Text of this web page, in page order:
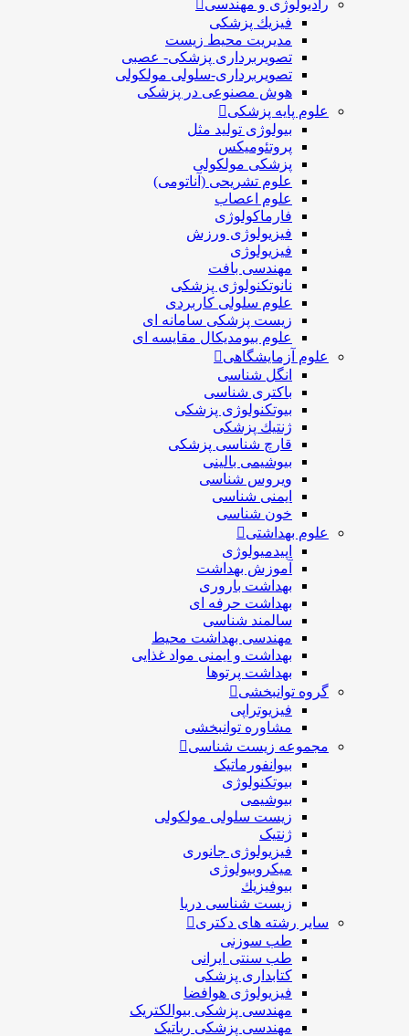
رادیولوژی و مهندسی
فيزيك پزشکی
مدیریت محیط زیست
تصویربرداری پزشکی- عصبی
تصویربرداری-سلولی مولکولی
هوش مصنوعی در پزشکی
علوم پایه پزشکی
بیولوژی تولید مثل
پروتئومیکس
پزشکی مولکولی
علوم تشریحی (آناتومی)
علوم اعصاب
فارماکولوژی
فیزیولوژی ورزش
فیزیولوژی
مهندسی بافت
نانوتکنولوژی پزشکی
علوم سلولی کاربردی
زیست پزشکی سامانه ای
علوم بیومدیکال مقایسه ای
علوم آزمایشگاهی
انگل شناسی
باکتری شناسی
بیوتکنولوژی پزشکی
ژنتيك پزشکی
قارچ شناسی پزشكی
بیوشیمی بالینی
ویروس شناسی
ایمنی شناسی
خون شناسی
علوم بهداشتی
اپیدمیولوژی
آموزش بهداشت
بهداشت باروری
بهداشت حرفه ای
سالمند شناسی
مهندسی بهداشت محيط
بهداشت و ایمنی مواد غذایی
بهداشت پرتوها
گروه توانبخشی
فیزیوتراپی
مشاوره توانبخشی
مجموعه زیست شناسی
بیوانفورماتیک
بیوتکنولوژی
بیوشیمی
زیست سلولی مولکولی
ژنتیک
فیزیولوژی جانوری
میکروبیولوژی
بيوفيزيك
زیست شناسی دریا
سایر رشته های دکتری
طب سوزنی
طب سنتی ایرانی
کتابداری پزشکی
فیزیولوژی هوافضا
مهندسی پزشکی بیوالکتریک
مهندسی پزشکی رباتیک